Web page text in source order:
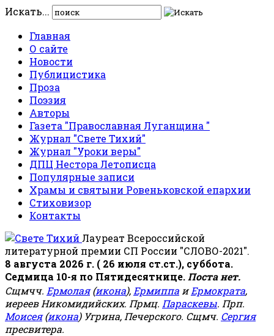
Искать...
Главная
О сайте
Новости
Публицистика
Проза
Поэзия
Авторы
Газета "Православная Луганщина "
Журнал "Свете Тихий"
Журнал "Уроки веры"
ДПЦ Нестора Летописца
Популярные записи
Храмы и святыни Ровеньковской епархии
Стиховизор
Контакты
Лауреат Всероссийской
литературной премии СП России "СЛОВО-2021".
8 августа 2026 г. ( 26 июля ст.ст.), суббота.
Седмица 10-я по Пятидесятнице. Поста нет.
Сщмчч. Ермолая(икона), Ермиппа иЕрмократа,
иереев Никомидийских. Прмц. Параскевы. Прп.
Моисея(икона) Угрина, Печерского. Сщмч. Сергия
пресвитера.